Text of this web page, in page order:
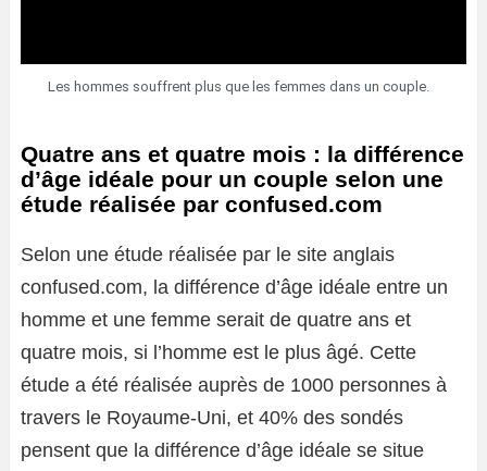
Les hommes souffrent plus que les femmes dans un couple.
Quatre ans et quatre mois : la différence
d’âge idéale pour un couple selon une
étude réalisée par confused.com
Selon une étude réalisée par le site anglais
confused.com, la différence d’âge idéale entre un
homme et une femme serait de quatre ans et
quatre mois, si l’homme est le plus âgé. Cette
étude a été réalisée auprès de 1000 personnes à
travers le Royaume-Uni, et 40% des sondés
pensent que la différence d’âge idéale se situe